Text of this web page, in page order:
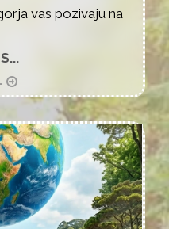
vas pozivaju na